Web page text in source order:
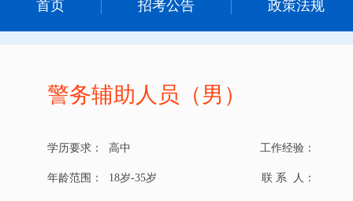
首页 招考公告 政策法规
警务辅助人员（男）
学历要求： 高中 工作经验：
年龄范围： 18岁-35岁 联 系 人：